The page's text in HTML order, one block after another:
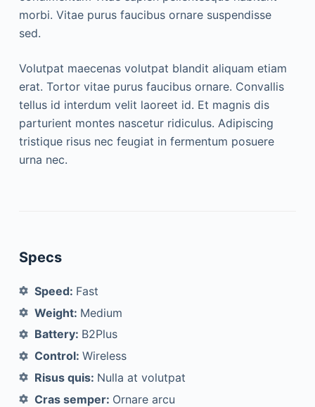
morbi. Vitae purus faucibus ornare suspendisse
sed.
Volutpat maecenas volutpat blandit aliquam etiam
erat. Tortor vitae purus faucibus ornare. Convallis
tellus id interdum velit laoreet id. Et magnis dis
parturient montes nascetur ridiculus. Adipiscing
tristique risus nec feugiat in fermentum posuere
urna nec.
Specs
Speed: Fast
Weight: Medium
Battery: B2Plus
Control: Wireless
Risus quis: Nulla at volutpat
Cras semper: Ornare arcu